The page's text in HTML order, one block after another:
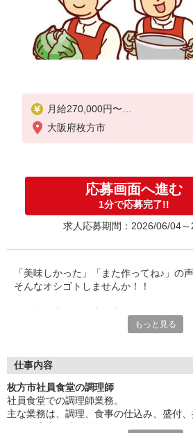
月給270,000円〜
※能力・経験による。
※基本給のみ。残業代は別途支給
大阪府枚方市
応募画面へ進む
1分で応募完了!!
求人応募期間：2026/06/04
「美味しかった」「また作ってね♪」の
そんなオシゴトしませんか！！
◆２０代、３０代、４０代、５０代、６
是非あなたの腕を振るってください☆
もっと見る
仕事内容
枚方市社員食堂の調理師
社員食堂での調理師業務。
主な業務は、調理、食事の仕込み、盛付